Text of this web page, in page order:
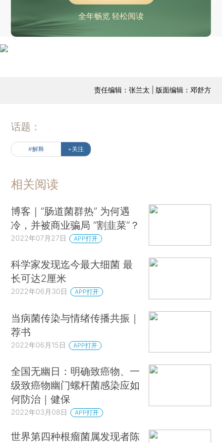
全年畅览 轻松阅读
责任编辑：张兰太 | 版面编辑：邓舒方
话题：
#解释 +关注
相关阅读
博客｜“肠道菌群热” 为何遇
冷，并被商业骗局 “割韭菜”？
2022年07月27日 APP打开
科学家发现迄今最大细菌 最
长可达2厘米
2022年06月30日 APP打开
当病菌传染与情绪传播共振｜
荐书
2022年06月15日 APP打开
全国无幽日：明确致癌物、一
级致癌物幽门螺杆菌感染应如
何防治｜健保
2022年03月08日 APP打开
世界第四种根瘤菌属发现者陈